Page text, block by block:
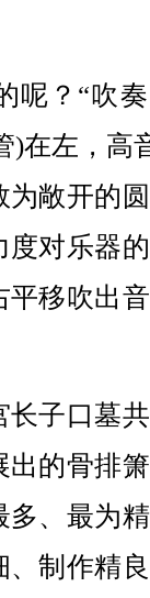
？“吹奏
)在左，高
为敞开的
度对乐器
平移吹出
子口墓
出的骨排
多、最为
、制作精